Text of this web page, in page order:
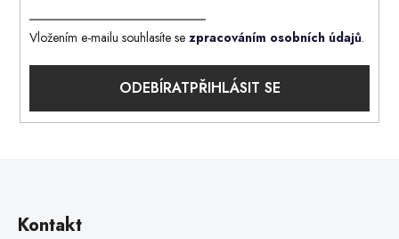
Vložením e-mailu souhlasíte se zpracováním osobních údajů.
PŘIHLÁSIT SE
Kontakt